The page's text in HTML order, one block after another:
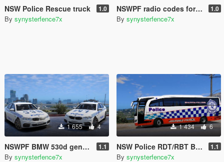
NSW Police Rescue truck 1.0
By synysterfence7x
NSWPF radio codes for grammar police (Australia) 1.0
By synysterfence7x
1 655 4
NSWPF BMW 530d general duties New South Wales Australia 1.1
By synysterfence7x
1 434 6
NSW Police RDT/RBT Bus 1.1
By synysterfence7x